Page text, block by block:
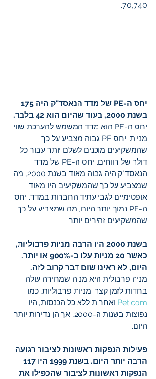
70,740.
בשנת 2000, בעוד שהיום הוא 42 בלבד.
יחס ה-PE הוא מדד המשמש להערכת שווי
מניות. יחס PE גבוה מצביע על כך
שהמשקיעים מוכנים לשלם יותר עבור כל
דולר של רווחים. יחס ה-PE של מדד
הנאסד"ק היה גבוה מאוד בשנת 2000, מה
שמצביע על כך שהמשקיעים היו מאוד
אופטימיים לגבי עתיד החברות במדד. יחס
ה-PE נמוך יותר היום, מה שמצביע על כך
שהמשקיעים זהירים יותר.
בשנת 2000 היו הרבה מניות פרבוליות,
כאשר 20 מניות עלו ב-900% או יותר.
היום, לא ראינו שום דבר קרוב לזה.
מניה פרבולית היא מניה שמחירה עולה
בחדות לזמן קצר. מניות פרבוליות, כמו
Pet.com ואחרות ללא כל הכנסות, היו
נפוצות בשנות ה-2000, אך הן נדירות יותר
היום.
פעילות הנפקות ראשונות לציבור רגועה
הנפקות ראשונות לציבור שהכפילו את